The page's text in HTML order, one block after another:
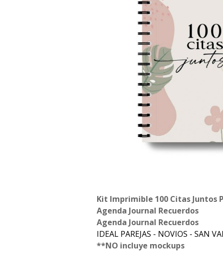
Kit Imprimible 100 Citas Juntos
Agenda Journal Recuerdos
Agenda Journal Recuerdos
IDEAL PAREJAS - NOVIOS - SAN
**NO incluye mockups